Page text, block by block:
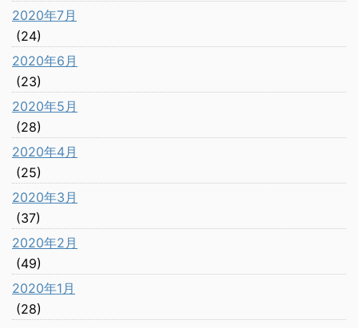
2020年7月
(24)
2020年6月
(23)
2020年5月
(28)
2020年4月
(25)
2020年3月
(37)
2020年2月
(49)
2020年1月
(28)